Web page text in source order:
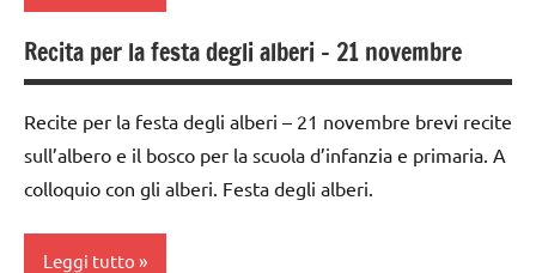
scienze:
piante
TUTTI GLI
ARGOMENTI
PER ETA'
ARTICOLI
Festa
degli
FESTE
DELL'ANNO
materiale
didattico
classe
3a
classe
4a
classe
5a
Recita per la festa degli alberi – 21 novembre
Recite per la festa degli alberi – 21 novembre brevi recite
sull’albero e il bosco per la scuola d’infanzia e primaria. A
colloquio con gli alberi. Festa degli alberi.
Leggi tutto